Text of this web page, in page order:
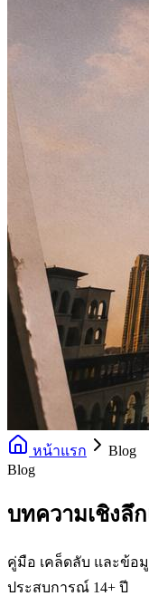
หน้าแรก
Blog
Blog
บทความเชิงลึ
คู่มือ เคล็ดลับ และข้อ
ประสบการณ์ 14+ ปี